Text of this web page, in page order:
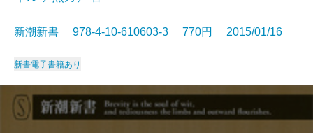
新潮新書 978-4-10-610603-3 770円 2015/01/16
新書電子書籍あり